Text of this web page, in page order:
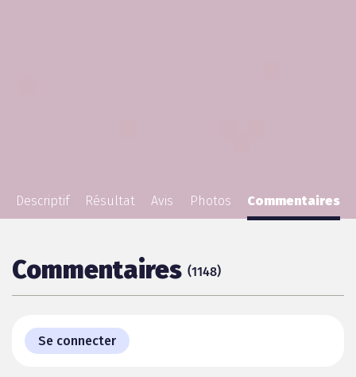
Descriptif Résultat Avis Photos Commentaires
Commentaires (1148)
Se connecter